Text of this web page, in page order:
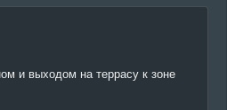
и выходом на террасу к зоне